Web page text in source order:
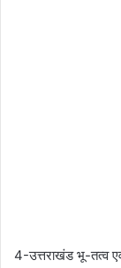
4-उत्तराखंड भू-तत्व